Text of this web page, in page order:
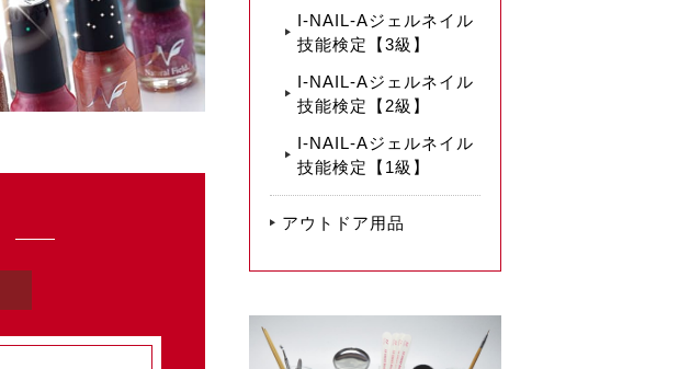
I-NAIL-Aジェルネイル
技能検定【3級】
I-NAIL-Aジェルネイル
技能検定【2級】
I-NAIL-Aジェルネイル
技能検定【1級】
アウトドア用品